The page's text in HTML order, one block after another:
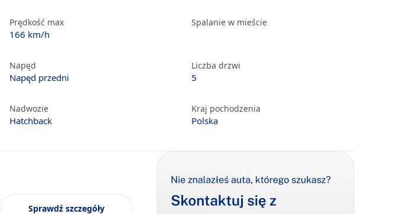
Prędkość max
166 km/h
Spalanie w mieście
Napęd
Napęd przedni
Liczba drzwi
5
Nadwozie
Hatchback
Kraj pochodzenia
Polska
Sprawdź szczegóły